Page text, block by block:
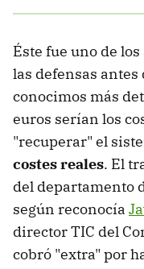
Éste fue uno de
las defensas
conocimos más
euros serían los
"recuperar" el
costes reales. El
del departamento
según reconocía
director TIC del
cobró "extra" por